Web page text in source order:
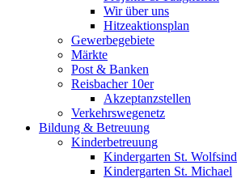
Wir über uns
Hitzeaktionsplan
Gewerbegebiete
Märkte
Post & Banken
Reisbacher 10er
Akzeptanzstellen
Verkehrswegenetz
Bildung & Betreuung
Kinderbetreuung
Kindergarten St.
Kindergarten St. Michael